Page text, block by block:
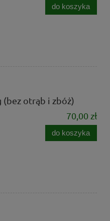
do koszyka
(bez otrąb i zbóż)
70,00 zł
do koszyka